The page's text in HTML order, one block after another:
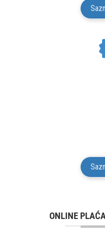
ONLINE